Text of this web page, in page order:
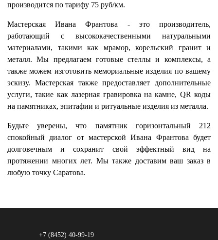
производится по тарифу 75 руб/км.
Мастерская Ивана Франтова - это производитель,
работающий с высококачественными натуральными
материалами, такими как мрамор, корельский гранит и
металл. Мы предлагаем готовые стеллы и комплексы, а
также можем изготовить мемориальные изделия по вашему
эскизу. Мастерская также предоставляет дополнительные
услуги, такие как лазерная гравировка на камне, QR коды
на памятниках, эпитафии и ритуальные изделия из металла.
Будьте уверены, что памятник горизонтальный 212
спокойный диалог от мастерской Ивана Франтова будет
долговечным и сохранит свой эффектный вид на
протяжении многих лет. Мы также доставим ваш заказ в
любую точку Саратова.
+7 (8452) 40-99-19